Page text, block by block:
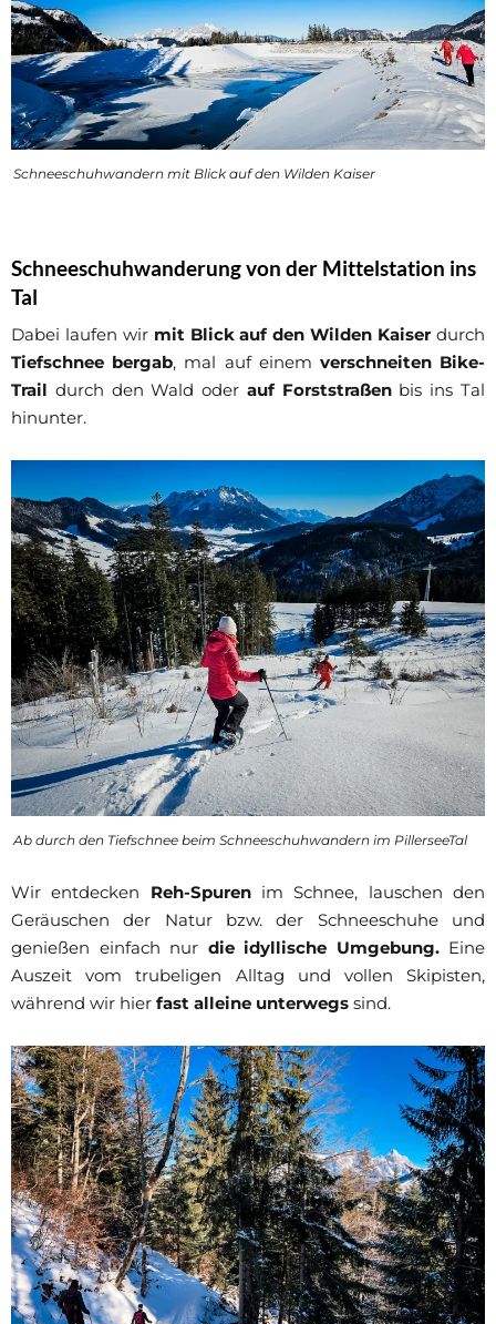
Schneeschuhwandern mit Blick auf den Wilden Kaiser
Schneeschuhwanderung von der Mittelstation ins
Tal
Dabei laufen wir mit Blick auf den Wilden Kaiser durch
Tiefschnee bergab, mal auf einem verschneiten Bike-
Trail durch den Wald oder auf Forststraßenbis ins Tal
hinunter.
Ab durch den Tiefschnee beim Schneeschuhwandern im PillerseeTal
Wir entdecken Reh-Spurenim Schnee, lauschen den
Geräuschen der Natur bzw. der Schneeschuhe und
genießen einfach nur die idyllische Umgebung.Eine
Auszeit vom trubeligen Alltag und vollen Skipisten,
während wir hier fast alleine unterwegs sind.